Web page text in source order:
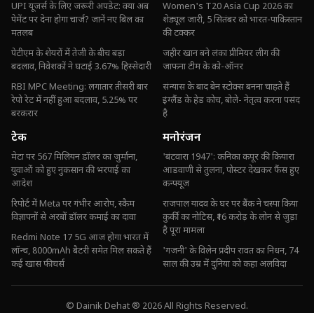
UPI यूजर्स के लिए जरूरी अपडेट: क्या अब
पेमेंट पर देना होगा चार्ज? जानें नए बिल का
मतलब
पेटीएम के शेयरों में तेजी के बीच बड़ा
बदलाव, निवेशकों ने घटाई 3.67% हिस्सेदारी
RBI MPC Meeting: लगातार तीसरी बार
रेपो रेट में नहीं हुआ बदलाव, 5.25% पर
बरकरार
Women's T20 Asia Cup 2026 का
शेड्यूल जारी, 5 सितंबर को भारत-पाकिस्तान
की टक्कर
जहीर खान बने लंका प्रीमियर लीग की
जाफना टीम के को-ऑनर
संन्यास के बाद बेन स्टोक्स बनना चाहते हैं
इंग्लैंड के हेड कोच, बोले- नेतृत्व करना पसंद
है
टेक
मेटा पर 567 मिलियन डॉलर का जुर्माना,
युवाओं को हुए नुकसान की भरपाई का
आदेश
रिपोर्ट में Meta पर गंभीर आरोप, स्कैम
विज्ञापनों से अरबों डॉलर कमाई का दावा
Redmi Note 17 5G आज होगा भारत में
लॉन्च, 8000mAh बैटरी समेत मिल सकते हैं
कई खास फीचर्स
मनोरंजन
'बंटवारा 1947': कनिका कपूर की कियारा
आडवाणी से तुलना, पोस्टर देखकर फैंस हुए
कन्फ्यूज
राजपाल यादव के घर पर बैंक ने चस्पा किया
कुर्की का नोटिस, ₹16 करोड़ के लोन से जुड़ा
है पूरा मामला
'गजनी' के विलेन प्रदीप रावत का निधन, 74
साल की उम्र में दुनिया को कहा अलविदा
© Dainik Dehat ® 2026 All Rights Reserved.